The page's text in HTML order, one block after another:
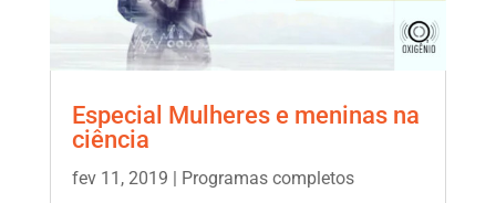
Especial Mulheres e meninas na
ciência
fev 11, 2019
Programas completos